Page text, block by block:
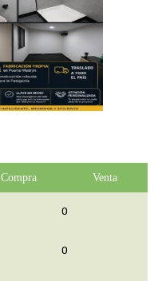
Compra Venta
0
0